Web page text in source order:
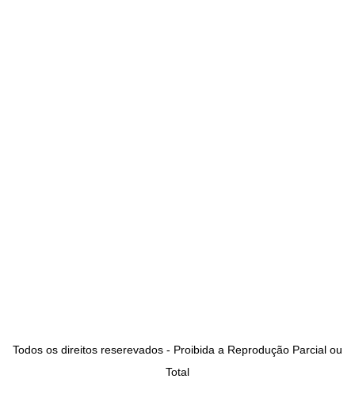
Todos os direitos reserevados - Proibida a Reprodução Parcial ou
Total